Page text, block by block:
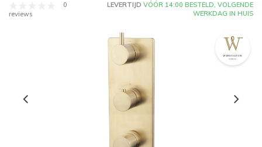
0
reviews
LEVERTIJD VÓÓR 14:00 BESTELD, VOLGENDE
WERKDAG IN HUIS